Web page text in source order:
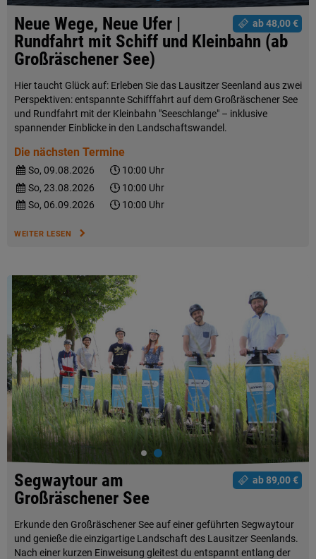
ab 48,00 €
Neue Wege, Neue Ufer |
Rundfahrt mit Schiff und Kleinbahn (ab
Großräschener See)
Hier taucht Glück auf: Erleben Sie das Lausitzer Seenland aus zwei
Perspektiven: entspannte Schifffahrt auf dem Großräschener See
und Rundfahrt mit der Kleinbahn "Seeschlange" – inklusive
spannender Einblicke in den Landschaftswandel.
Die nächsten Termine
So, 09.08.2026
10:00 Uhr
So, 23.08.2026
10:00 Uhr
So, 06.09.2026
10:00 Uhr
WEITER LESEN
ab 89,00 €
Segwaytour am
Großräschener See
Erkunde den Großräschener See auf einer geführten Segwaytour
und genieße die einzigartige Landschaft des Lausitzer Seenlands.
Nach einer kurzen Einweisung gleitest du entspannt entlang der